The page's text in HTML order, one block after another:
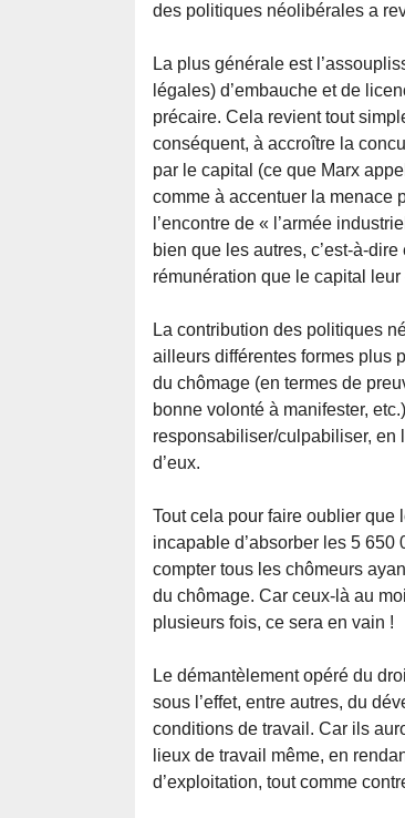
des politiques néolibérales a
La plus générale est
légales) d’embauche et de
précaire. Cela revient tout
conséquent, à accroître la
par le capital (ce que Marx
comme à accentuer la menace
l’encontre de « l’armée
bien que les autres, c’est-à-
rémunération que le capital
La contribution des politiques
ailleurs différentes formes plus
du chômage (en termes de
bonne volonté à manifester,
responsabiliser/culpabiliser, en
d’eux.
Tout cela pour faire oublier que
incapable d’absorber les 5
compter tous les chômeurs
du chômage. Car ceux-là au
plusieurs fois, ce sera en vain !
Le démantèlement opéré du
sous l’effet, entre autres, du
conditions de travail. Car ils
lieux de travail même, en
d’exploitation, tout comme